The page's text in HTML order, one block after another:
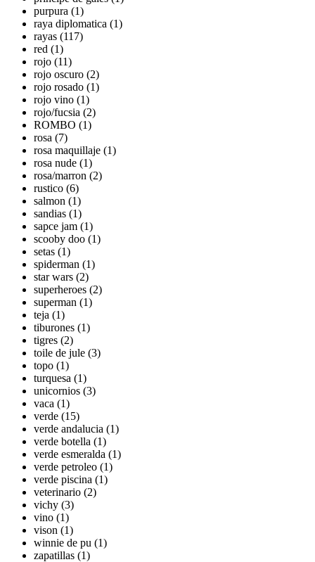
purpura (1)
raya diplomatica (1)
rayas (117)
red (1)
rojo (11)
rojo oscuro (2)
rojo rosado (1)
rojo vino (1)
rojo/fucsia (2)
ROMBO (1)
rosa (7)
rosa maquillaje (1)
rosa nude (1)
rosa/marron (2)
rustico (6)
salmon (1)
sandias (1)
sapce jam (1)
scooby doo (1)
setas (1)
spiderman (1)
star wars (2)
superheroes (2)
superman (1)
teja (1)
tiburones (1)
tigres (2)
toile de jule (3)
topo (1)
turquesa (1)
unicornios (3)
vaca (1)
verde (15)
verde andalucia (1)
verde botella (1)
verde esmeralda (1)
verde petroleo (1)
verde piscina (1)
veterinario (2)
vichy (3)
vino (1)
vison (1)
winnie de pu (1)
zapatillas (1)